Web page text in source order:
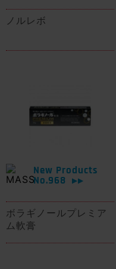
ノルレボ
New Products
No.968
▶▶
ボラギノールプレミア
ム軟膏